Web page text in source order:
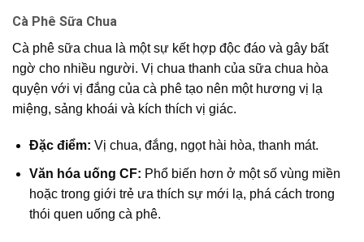
Cà Phê Sữa Chua
Cà phê sữa chua là một sự kết hợp độc đáo và gây bất
ngờ cho nhiều người. Vị chua thanh của sữa chua hòa
quyện với vị đắng của cà phê tạo nên một hương vị lạ
miệng, sảng khoái và kích thích vị giác.
Đặc điểm: Vị chua, đắng, ngọt hài hòa, thanh mát.
Văn hóa uống CF: Phổ biến hơn ở một số vùng miền
hoặc trong giới trẻ ưa thích sự mới lạ, phá cách trong
thói quen uống cà phê.